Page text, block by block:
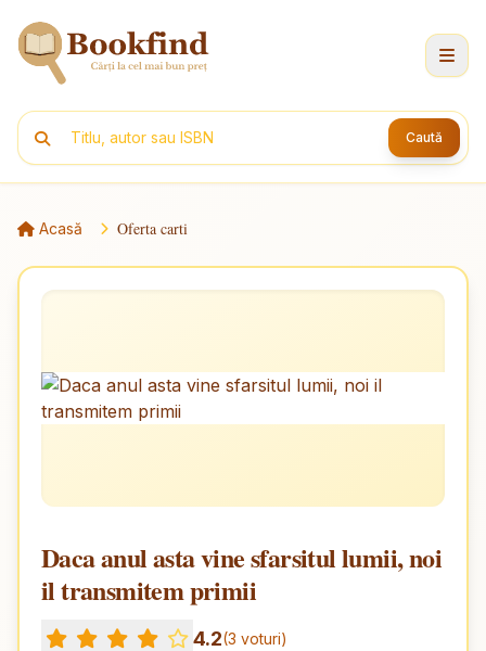
Caută
Acasă Oferta carti
Daca anul asta vine sfarsitul lumii, noi
il transmitem primii
4.2(3 voturi)